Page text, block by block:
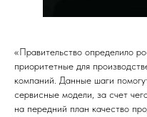
«Правительство определило
приоритетные для
компаний. Данные шаги
сервисные модели, за счет
на передний план качество